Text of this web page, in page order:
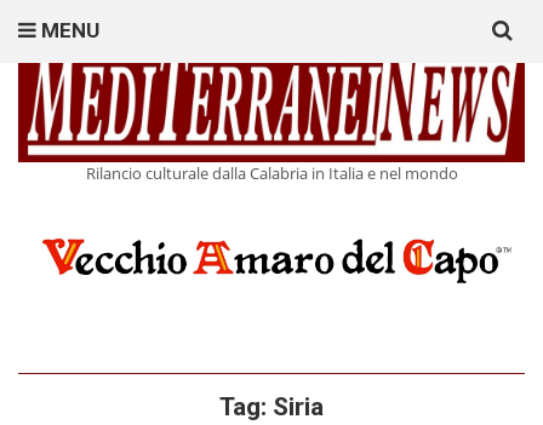
Rilancio culturale dalla Calabria in Italia e nel mondo
MENU
for:
Tag: Siria